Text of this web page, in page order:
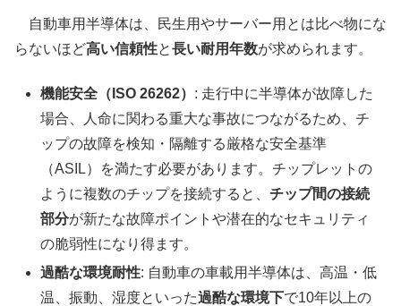
自動車用半導体は、民生用やサーバー用とは比べ物にな
らないほど高い信頼性と長い耐用年数が求められます。
機能安全（ISO 26262） : 走行中に半導体が故障した
場合、人命に関わる重大な事故につながるため、チ
ップの故障を検知・隔離する厳格な安全基準
（ASIL）を満たす必要があります。チップレットの
ように複数のチップを接続すると、チップ間の接続
部分が新たな故障ポイントや潜在的なセキュリティ
の脆弱性になり得ます。
過酷な環境耐性: 自動車の車載用半導体は、高温・低
温、振動、湿度といった過酷な環境下で10年以上の